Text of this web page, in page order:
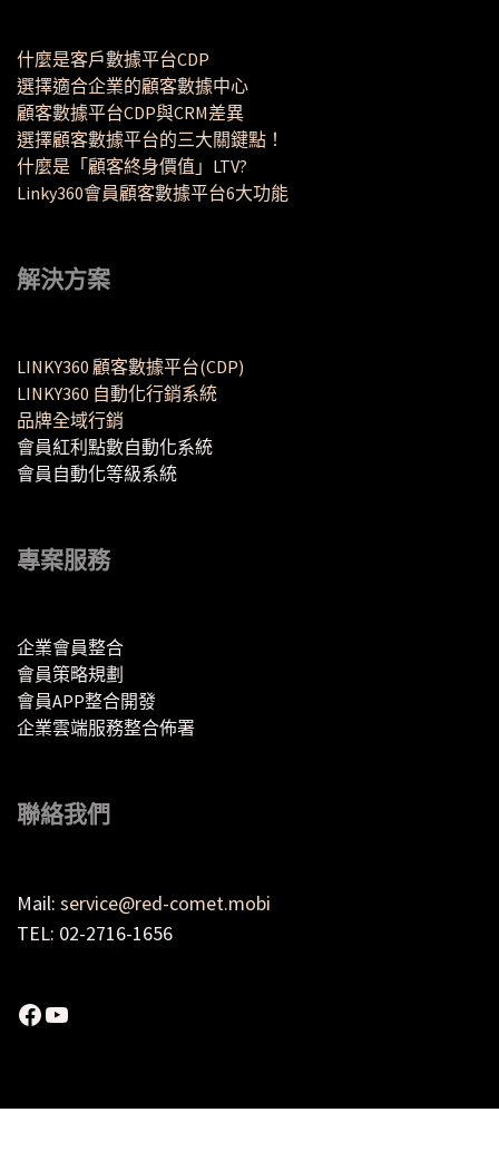
什麼是客戶數據平台CDP
選擇適合企業的顧客數據中心
顧客數據平台CDP與CRM差異
選擇顧客數據平台的三大關鍵點！
什麼是「顧客終身價值」LTV?
Linky360會員顧客數據平台6大功能
解決方案
LINKY360 顧客數據平台(CDP)
LINKY360 自動化行銷系統
品牌全域行銷
會員紅利點數自動化系統
會員自動化等級系統
專案服務
企業會員整合
會員策略規劃
會員APP整合開發
企業雲端服務整合佈署
聯絡我們
Mail: service@red-comet.mobi
TEL: 02-2716-1656
Facebook
YouTube